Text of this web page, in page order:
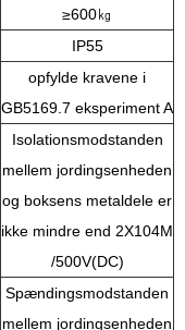
≥600㎏
IP55
opfylde kravene i
GB5169.7 eksperiment A
Isolationsmodstanden
mellem jordingsenheden
og boksens metaldele er
ikke mindre end 2X104M
/500V(DC)
Spændingsmodstanden
mellem jordingsenheden